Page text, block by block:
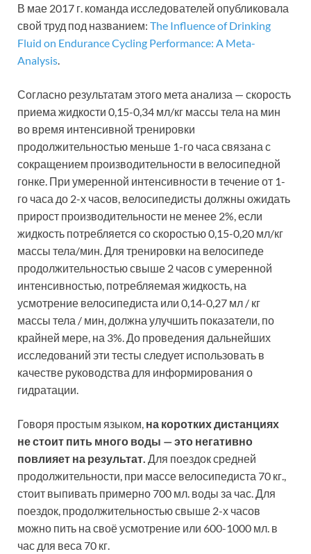
В мае 2017 г. команда исследователей опубликовала
свой труд под названием: The Influence of Drinking
Fluid on Endurance Cycling Performance: A Meta-
Analysis.
Согласно результатам этого мета анализа — скорость
приема жидкости 0,15-0,34 мл/кг массы тела на мин
во время интенсивной тренировки
продолжительностью меньше 1-го часа связана с
сокращением производительности в велосипедной
гонке. При умеренной интенсивности в течение от 1-
го часа до 2-х часов, велосипедисты должны ожидать
прирост производительности не менее 2%, если
жидкость потребляется со скоростью 0,15-0,20 мл/кг
массы тела/мин. Для тренировки на велосипеде
продолжительностью свыше 2 часов с умеренной
интенсивностью, потребляемая жидкость, на
усмотрение велосипедиста или 0,14-0,27 мл / кг
массы тела / мин, должна улучшить показатели, по
крайней мере, на 3%. До проведения дальнейших
исследований эти тесты следует использовать в
качестве руководства для информирования о
гидратации.
Говоря простым языком, на коротких дистанциях
не стоит пить много воды — это негативно
повлияет на результат. Для поездок средней
продолжительности, при массе велосипедиста 70 кг.,
стоит выпивать примерно 700 мл. воды за час. Для
поездок, продолжительностью свыше 2-х часов
можно пить на своё усмотрение или 600-1000 мл. в
час для веса 70 кг.